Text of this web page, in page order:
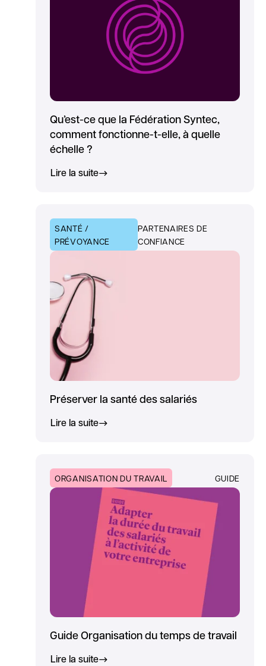
Qu’est-ce que la Fédération Syntec,
comment fonctionne-t-elle, à quelle
échelle ?
Lire la suite
SANTÉ /
PRÉVOYANCE
PARTENAIRES DE
CONFIANCE
Préserver la santé des salariés
Lire la suite
ORGANISATION DU TRAVAIL GUIDE
Guide Organisation du temps de travail
Lire la suite